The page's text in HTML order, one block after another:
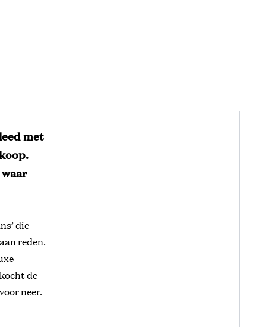
met
die
reden.
de
neer.